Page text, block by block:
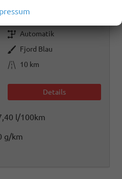
Getriebe Automatik
Außenfarbe Fjord Blau
Kilometerstand 10 km
Details
l/100km
g/km